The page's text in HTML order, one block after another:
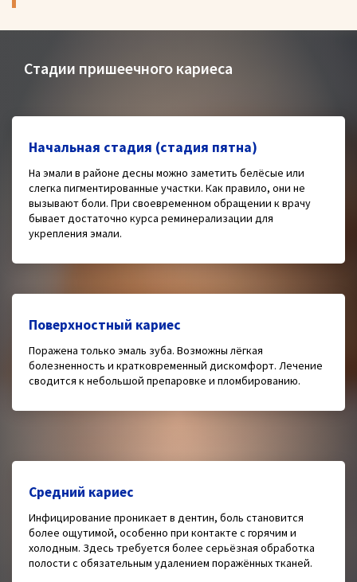
Стадии пришеечного кариеса
Начальная стадия (стадия пятна)
На эмали в районе десны можно заметить белёсые или
слегка пигментированные участки. Как правило, они не
вызывают боли. При своевременном обращении к врачу
бывает достаточно курса реминерализации для
укрепления эмали.
Поверхностный кариес
Поражена только эмаль зуба. Возможны лёгкая
болезненность и кратковременный дискомфорт. Лечение
сводится к небольшой препаровке и пломбированию.
Средний кариес
Инфицирование проникает в дентин, боль становится
более ощутимой, особенно при контакте с горячим и
холодным. Здесь требуется более серьёзная обработка
полости с обязательным удалением поражённых тканей.